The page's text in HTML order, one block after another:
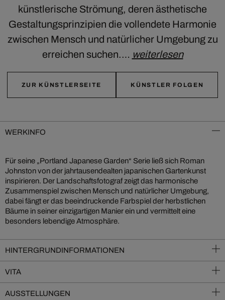
künstlerische Strömung, deren ästhetische
Gestaltungsprinzipien die vollendete Harmonie
zwischen Mensch und natürlicher Umgebung zu
erreichen suchen.… weiterlesen
ZUR KÜNSTLERSEITE KÜNSTLER FOLGEN
WERKINFO
Für seine „Portland Japanese Garden“ Serie ließ sich Roman
Johnston von der jahrtausendealten japanischen Gartenkunst
inspirieren. Der Landschaftsfotograf zeigt das harmonische
Zusammenspiel zwischen Mensch und natürlicher Umgebung,
dabei fängt er das beeindruckende Farbspiel der herbstlichen
Bäume in seiner einzigartigen Manier ein und vermittelt eine
besonders lebendige Atmosphäre.
HINTERGRUNDINFORMATIONEN
VITA
AUSSTELLUNGEN